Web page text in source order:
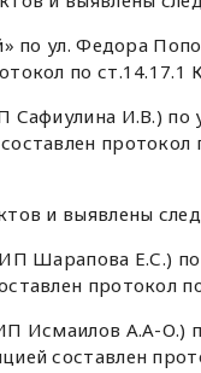
по ул. Федора
по ст.14.17.1
И.В.) по
и выявлены
Шарапова Е.С.)
протокол
Исмаилов А.А-О.)
составлен